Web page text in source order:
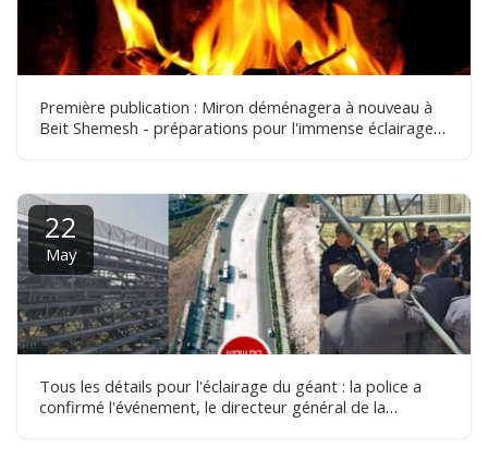
Première publication : Miron déménagera à nouveau à
Beit Shemesh - préparations pour l'immense éclairage
22
May
Tous les détails pour l'éclairage du géant : la police a
confirmé l'événement, le directeur général de la